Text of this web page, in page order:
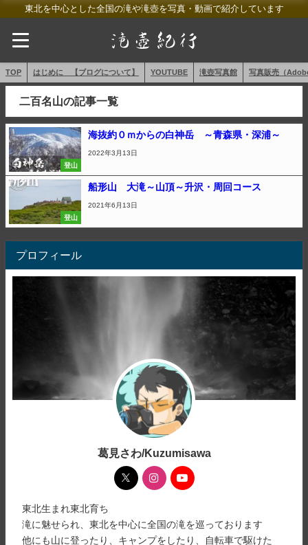
東北を中心とした全国の滝や滝壺を写真・動画で紹介しています
TOP はじめに 【ブログについて】 YOUTUBE 滝壺写真館 写真販売（
二百名山の記事一覧
登山
海抜約０ｍからの白神岳 ～青森県・深浦～
2022年3月13日
登山
船形山 大滝～山頂～升沢・周回コース
2021年6月13日
プロフィール
葛見さわ/Kuzumisawa
東北生まれ東北育ち
滝に魅せられ、東北を中心に全国の滝を巡っております
他にも山に登ったり、キャンプをしたり、自転車で駆けた